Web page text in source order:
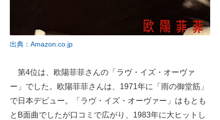
出典：Amazon.co.jp
第4位は、欧陽菲菲さんの「ラヴ・イズ・オーヴァ
ー」でした。欧陽菲菲さんは、1971年に「雨の御堂筋」
で日本デビュー。「ラヴ・イズ・オーヴァー」はもとも
とB面曲でしたが口コミで広がり、1983年に大ヒットし